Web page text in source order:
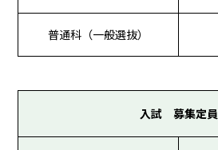
普通科（一般選抜）
入試 募集定員